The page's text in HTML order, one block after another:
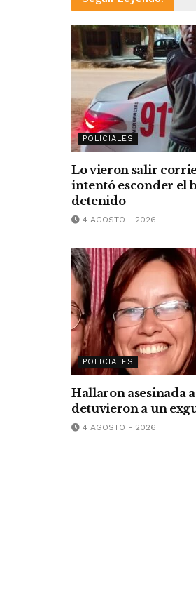
POLICIALES
Lo vieron salir
intentó esconder el
detenido
4 AGOSTO - 2026
POLICIALES
Hallaron asesinada
detuvieron a un
4 AGOSTO - 2026